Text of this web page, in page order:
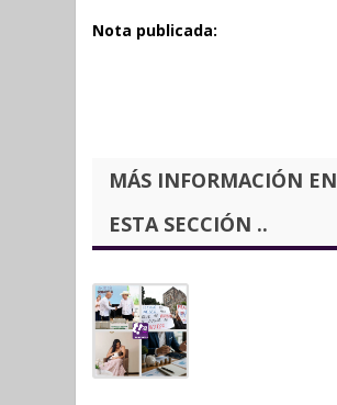
Nota publicada:
MÁS INFORMACIÓN EN
ESTA SECCIÓN ..